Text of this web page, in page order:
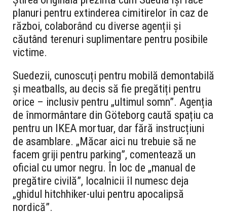
planuri pentru extinderea cimitirelor în caz de
război, colaborând cu diverse agenții și
căutând terenuri suplimentare pentru posibile
victime.
Suedezii, cunoscuți pentru mobilă demontabilă
și meatballs, au decis să fie pregătiți pentru
orice – inclusiv pentru „ultimul somn”. Agenția
de înmormântare din Göteborg caută spațiu ca
pentru un IKEA mortuar, dar fără instrucțiuni
de asamblare. „Măcar aici nu trebuie să ne
facem griji pentru parking”, comentează un
oficial cu umor negru. În loc de „manual de
pregătire civilă”, localnicii îl numesc deja
„ghidul hitchhiker-ului pentru apocalipsă
nordică”.